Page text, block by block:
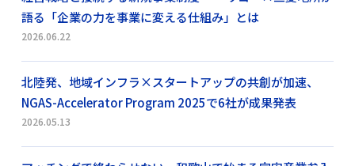
語る「企業の力を事業に変える仕組み」とは
2026.06.22
北陸発、地域インフラ×スタートアップの共創が加速、
NGAS-Accelerator Program 2025で6社が成果発表
2026.05.13